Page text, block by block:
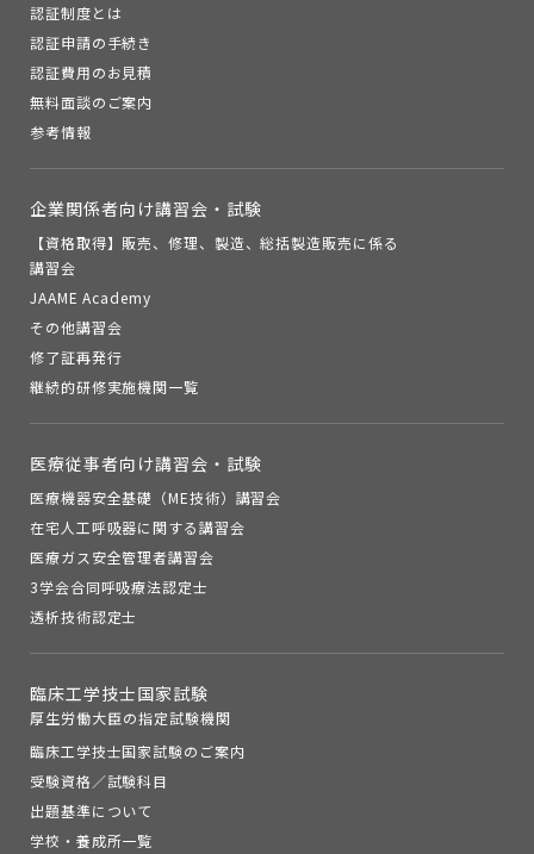
認証制度とは
認証申請の手続き
認証費用のお見積
無料面談のご案内
参考情報
企業関係者向け講習会・試験
【資格取得】販売、修理、製造、総括製造販売に係る
講習会
JAAME Academy
その他講習会
修了証再発行
継続的研修実施機関一覧
医療従事者向け講習会・試験
医療機器安全基礎（ME技術）講習会
在宅人工呼吸器に関する講習会
医療ガス安全管理者講習会
3学会合同呼吸療法認定士
透析技術認定士
臨床工学技士国家試験
厚生労働大臣の指定試験機関
臨床工学技士国家試験のご案内
受験資格／試験科目
出題基準について
学校・養成所一覧